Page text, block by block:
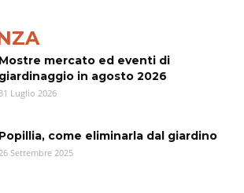
Mostre mercato ed eventi di
giardinaggio in agosto 2026
Luglio 2026
Popillia, come eliminarla dal giardino
Settembre 2025